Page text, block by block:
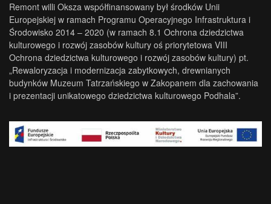
Remont willi Oksza współfinansowany był środków Unii
Europejskiej w ramach Programu Operacyjnego Infrastruktura i
Środowisko 2014 – 2020 (w ramach 8.1 Ochrona dziedzictwa
kulturowego i rozwój zasobów kultury oś priorytetowa VIII
Ochrona dziedzictwa kulturowego i rozwój zasobów kultury) pt.
„Rewaloryzacja i modernizacja zabytkowych, drewnianych
budynków Muzeum Tatrzańskiego w Zakopanem dla zachowania
i prezentacji unikatowego dziedzictwa kulturowego Podhala”.